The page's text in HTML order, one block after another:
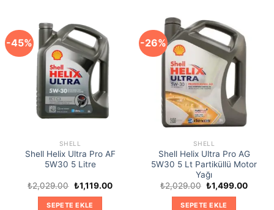
-45%
SHELL
Shell Helix Ultra Pro AF
5W30 5 Litre
₺2,029.00 Orijinal
fiyat:
₺2,029.00.
₺1,119.00Şu
SEPETE EKLE
-26%
SHELL
Shell Helix Ultra Pro AG
5W30 5 Lt Partiküllü Motor
Yağı
₺2,029.00 Orijinal
fiyat:
₺2,029.00.
₺1,499.00Şu
SEPETE EKLE